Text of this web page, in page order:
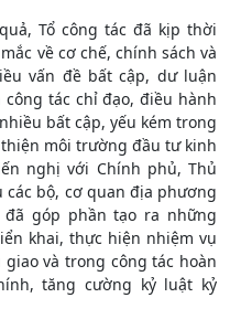
Tổ công tác đã kịp thời
về cơ chế, chính sách và
vấn đề bất cập, dư luận
tác chỉ đạo, điều hành
bất cập, yếu kém trong
môi trường đầu tư kinh
nghị với Chính phủ, Thủ
bộ, cơ quan địa phương
góp phần tạo ra những
khai, thực hiện nhiệm vụ
và trong công tác hoàn
tăng cường kỷ luật kỷ